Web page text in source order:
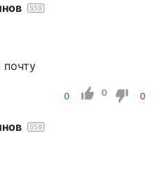
559
0 0 0
559